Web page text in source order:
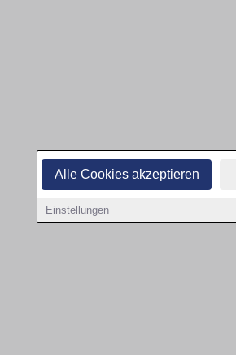
Alle Cookies akzeptieren
Einstellungen